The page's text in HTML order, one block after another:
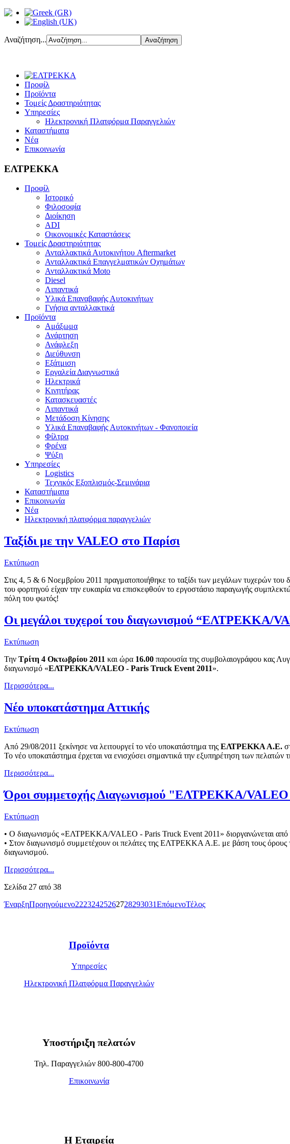
Αναζήτηση...
Προφίλ
Προϊόντα
Τομείς Δραστηριότητας
Υπηρεσίες
Ηλεκτρονική Πλατφόρμα Παραγγελιών
Καταστήματα
Νέα
Επικοινωνία
ΕΛΤΡΕΚΚΑ
Προφίλ
Ιστορικό
Φιλοσοφία
Διοίκηση
ADI
Οικονομικές Καταστάσεις
Τομείς Δραστηριότητας
Ανταλλακτικά Αυτοκινήτου Aftermarket
Ανταλλακτικά Επαγγελματικών Οχημάτων
Ανταλλακτικά Moto
Diesel
Λιπαντικά
Υλικά Επαναβαφής Αυτοκινήτων
Γνήσια ανταλλακτικά
Προϊόντα
Αμάξωμα
Ανάρτηση
Ανάφλεξη
Διεύθυνση
Εξάτμιση
Εργαλεία Διαγνωστικά
Ηλεκτρικά
Κινητήρας
Κατασκευαστές
Λιπαντικά
Μετάδοση Κίνησης
Υλικά Επαναβαφής Αυτοκινήτων - Φανοποιεία
Φίλτρα
Φρένα
Ψύξη
Υπηρεσίες
Logistics
Τεχνικός Εξοπλισμός-Σεμινάρια
Καταστήματα
Επικοινωνία
Νέα
Ηλεκτρονική πλατφόρμα παραγγελιών
Ταξίδι με την VALEO στο Παρίσι
Εκτύπωση
Στις 4, 5 & 6 Νοεμβρίου 2011 πραγματοποιήθηκε το ταξίδι των μεγάλων τυχερών του
του φορτηγού είχαν την ευκαιρία να επισκεφθούν το εργοστάσιο παραγωγής
πόλη του φωτός!
Οι μεγάλοι τυχεροί του διαγωνισμού “ΕΛΤΡΕΚΚΑ/
Εκτύπωση
Την Τρίτη 4 Οκτωβρίου 2011 και ώρα 16.00 παρουσία της συμβολαιογράφου κας
διαγωνισμό «ΕΛΤΡΕΚΚΑ/VALEO - Paris Truck Event 2011».
Περισσότερα...
Νέο υποκατάστημα Αττικής
Εκτύπωση
Από 29/08/2011 ξεκίνησε να λειτουργεί το νέο υποκατάστημα της ΕΛΤΡΕΚΚΑ Α.Ε.
Το νέο υποκατάστημα έρχεται να ενισχύσει σημαντικά την εξυπηρέτηση των
Περισσότερα...
Όροι συμμετοχής Διαγωνισμού "ΕΛΤΡΕΚΚΑ/
Εκτύπωση
• Ο διαγωνισμός «ΕΛΤΡΕΚΚΑ/VALEO - Paris Truck Event 2011» διοργανώνεται
• Στον διαγωνισμό συμμετέχουν οι πελάτες της ΕΛΤΡΕΚΚΑ Α.Ε. με βάση τους όρους
διαγωνισμού.
Περισσότερα...
Σελίδα 27 από 38
ΈναρξηΠροηγούμενο22232425262728293031ΕπόμενοΤέλος
Προϊόντα
Υπηρεσίες
Ηλεκτρονική Πλατφόρμα Παραγγελιών
Υποστήριξη πελατών
Τηλ. Παραγγελιών 800-800-4700
Επικοινωνία
Η Εταιρεία